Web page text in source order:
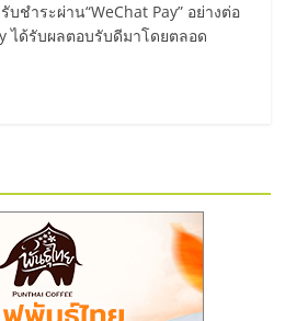
ชำระผ่าน“WeChat Pay” อย่างต่อ
ได้รับผลตอบรับดีมาโดยตลอด